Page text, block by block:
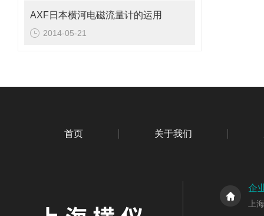
AXF日本横河电磁流量计的运用
2014-05-21
首页 关于我们
企
上